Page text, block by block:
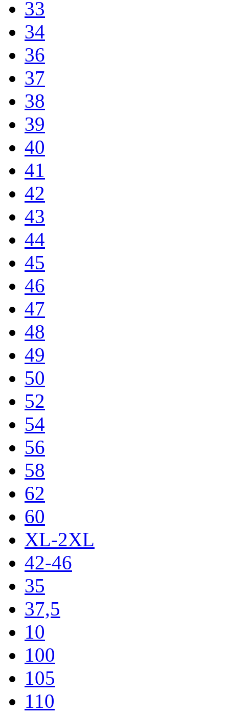
33
34
36
37
38
39
40
41
42
43
44
45
46
47
48
49
50
52
54
56
58
62
60
XL-2XL
42-46
35
37,5
10
100
105
110